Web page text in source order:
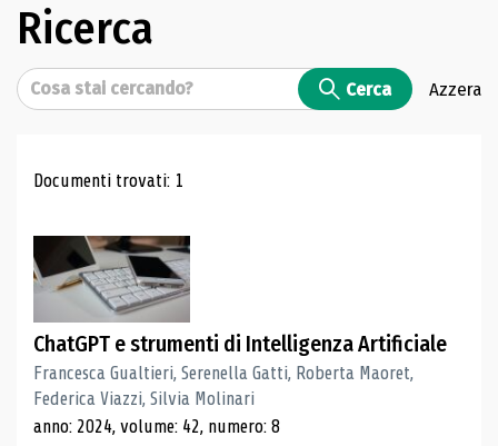
Ricerca
Cerca Cerca Azzera
Risultati di ricerca
Documenti trovati: 1
ChatGPT e strumenti di Intelligenza Artificiale
Francesca Gualtieri, Serenella Gatti, Roberta Maoret,
Federica Viazzi, Silvia Molinari
anno: 2024, volume: 42, numero: 8